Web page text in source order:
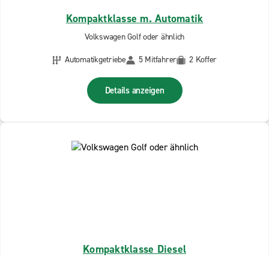
Kompaktklasse m. Automatik
Volkswagen Golf oder ähnlich
Automatikgetriebe
5 Mitfahrer 2 Koffer
Details anzeigen
Kompaktklasse Diesel